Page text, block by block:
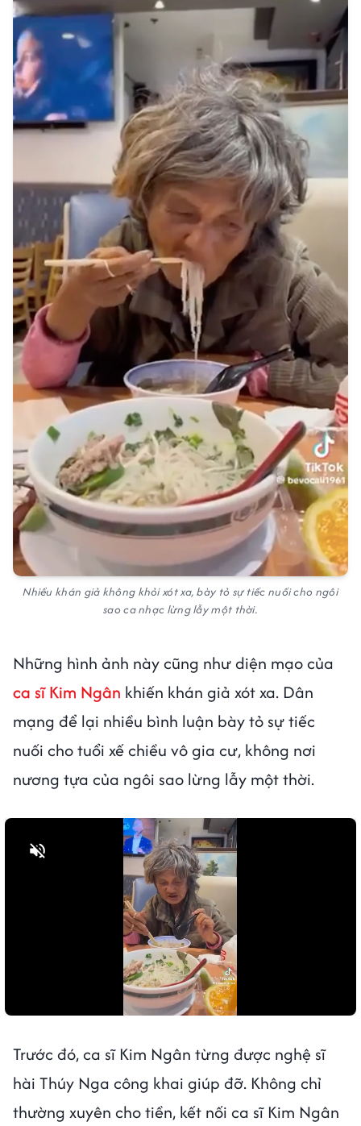
Nhiều khán giả không khỏi xót xa, bày tỏ sự tiếc nuối cho ngôi
sao ca nhạc lừng lẫy một thời.
Những hình ảnh này cũng như diện mạo của
ca sĩ Kim Ngân khiến khán giả xót xa. Dân
mạng để lại nhiều bình luận bày tỏ sự tiếc
nuối cho tuổi xế chiều vô gia cư, không nơi
nương tựa của ngôi sao lừng lẫy một thời.
Trước đó, ca sĩ Kim Ngân từng được nghệ sĩ
hài Thúy Nga công khai giúp đỡ. Không chỉ
thường xuyên cho tiền, kết nối ca sĩ Kim Ngân